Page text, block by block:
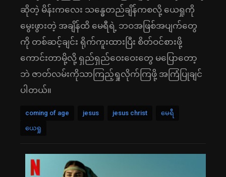
ဆိုတဲ့ မိန်းကလေး သန္ဓေတည်ချိန်ကစလို့ ယေရှုကို
မွေးဖွားတဲ့ အချိန်ထိ မေရီရဲ့ ဘဝအဖြစ်အပျက်တွေ
ကို တစ်ဆင့်ချင်း ရိုက်ကူးထားပြီး စိတ်ဝင်စားဖို့
ကောင်းတာမို့လို့ ရှည်ရှည်ဝေးဝေးတွေ မပြောတော့
ဘဲ ဇာတ်လမ်းကိုသာကြည့်ရှုလိုက်ကြဖို့ အကြံပြုချင်
ပါတယ်။
coming of age jesus jesus christ
မေရီ
ယေရှု